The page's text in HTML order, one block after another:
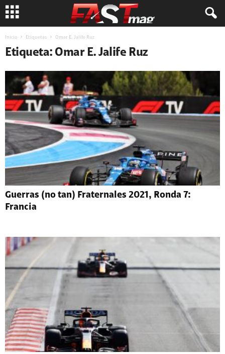
Inicio Etiquetas Omar E. Jalife Ruz
Etiqueta: Omar E. Jalife Ruz
Guerras (no tan) Fraternales 2021, Ronda 7:
Francia